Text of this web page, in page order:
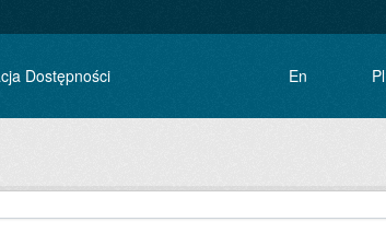
Dostępności En Pl